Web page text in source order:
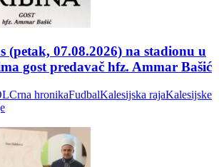
(petak, 07.08.2026) na stadionu u
gost predavač hfz. Ammar Bašić
Crna hronikaFudbalKalesijska rajaKalesijske